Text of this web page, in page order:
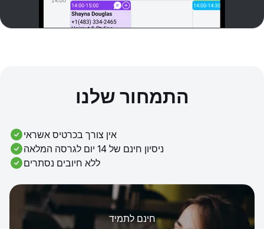
התמחור שלנו
אין צורך בכרטיס אשראי
ניסיון חינם של 14 יום לגרסה המלאה
ללא חיובים נסתרים
חינם לתמיד